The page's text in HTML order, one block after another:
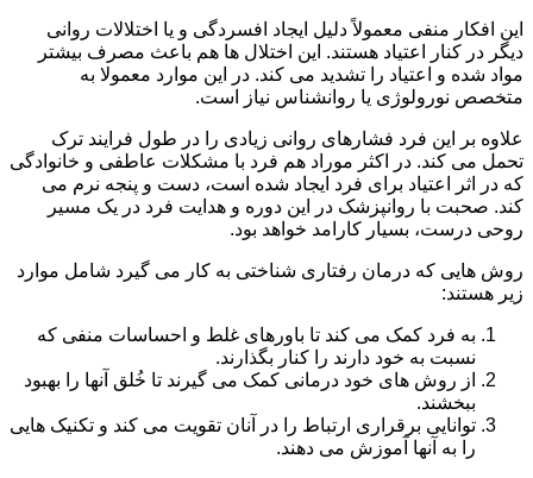
این افکار منفی معمولاً دلیل ایجاد افسردگی و یا اختلالات روانی
دیگر در کنار اعتیاد هستند. این اختلال ها هم باعث مصرف بیشتر
مواد شده و اعتیاد را تشدید می کند. در این موارد معمولا به
متخصص نورولوژی یا روانشناس نیاز است.
علاوه بر این فرد فشارهای روانی زیادی را در طول فرایند ترک
تحمل می کند. در اکثر موراد هم فرد با مشکلات عاطفی و خانوادگی
که در اثر اعتیاد برای فرد ایجاد شده است، دست و پنجه نرم می
کند. صحبت با روانپزشک در این دوره و هدایت فرد در یک مسیر
روحی درست، بسیار کارامد خواهد بود.
روش هایی که درمان رفتاری شناختی به کار می گیرد شامل موارد
زیر هستند:
به فرد کمک می کند تا باورهای غلط و احساسات منفی که
نسبت به خود دارند را کنار بگذارند.
از روش های خود درمانی کمک می گیرند تا خُلق آنها را بهبود
ببخشند.
توانایی برقراری ارتباط را در آنان تقویت می کند و تکنیک هایی
را به آنها آموزش می دهند.